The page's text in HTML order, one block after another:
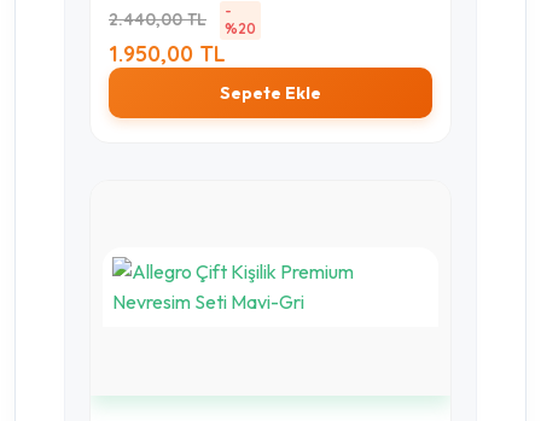
2.440,00 TL
-
%20
1.950,00 TL
Sepete Ekle